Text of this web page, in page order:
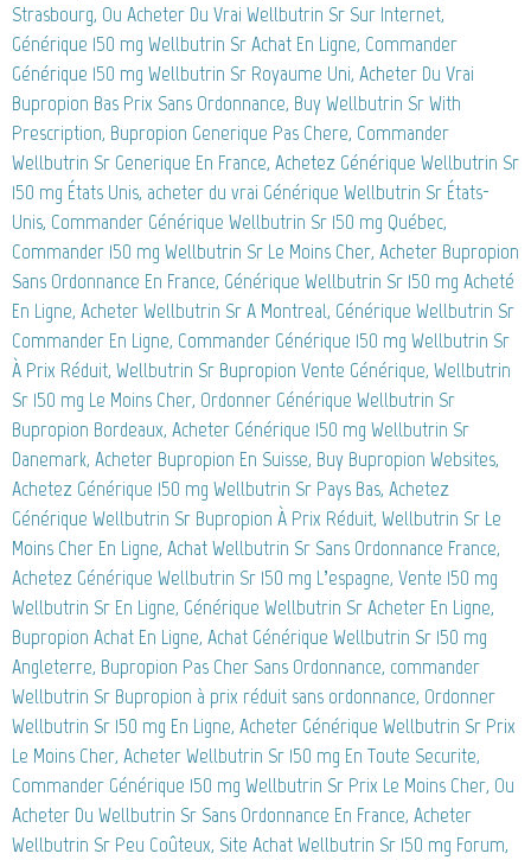
Strasbourg, Ou Acheter Du Vrai Wellbutrin Sr Sur Internet,
Générique 150 mg Wellbutrin Sr Achat En Ligne, Commander
Générique 150 mg Wellbutrin Sr Royaume Uni, Acheter Du Vrai
Bupropion Bas Prix Sans Ordonnance, Buy Wellbutrin Sr With
Prescription, Bupropion Generique Pas Chere, Commander
Wellbutrin Sr Generique En France, Achetez Générique Wellbutrin Sr
150 mg États Unis, acheter du vrai Générique Wellbutrin Sr États-
Unis, Commander Générique Wellbutrin Sr 150 mg Québec,
Commander 150 mg Wellbutrin Sr Le Moins Cher, Acheter Bupropion
Sans Ordonnance En France, Générique Wellbutrin Sr 150 mg Acheté
En Ligne, Acheter Wellbutrin Sr A Montreal, Générique Wellbutrin Sr
Commander En Ligne, Commander Générique 150 mg Wellbutrin Sr
À Prix Réduit, Wellbutrin Sr Bupropion Vente Générique, Wellbutrin
Sr 150 mg Le Moins Cher, Ordonner Générique Wellbutrin Sr
Bupropion Bordeaux, Acheter Générique 150 mg Wellbutrin Sr
Danemark, Acheter Bupropion En Suisse, Buy Bupropion Websites,
Achetez Générique 150 mg Wellbutrin Sr Pays Bas, Achetez
Générique Wellbutrin Sr Bupropion À Prix Réduit, Wellbutrin Sr Le
Moins Cher En Ligne, Achat Wellbutrin Sr Sans Ordonnance France,
Achetez Générique Wellbutrin Sr 150 mg L’espagne, Vente 150 mg
Wellbutrin Sr En Ligne, Générique Wellbutrin Sr Acheter En Ligne,
Bupropion Achat En Ligne, Achat Générique Wellbutrin Sr 150 mg
Angleterre, Bupropion Pas Cher Sans Ordonnance, commander
Wellbutrin Sr Bupropion à prix réduit sans ordonnance, Ordonner
Wellbutrin Sr 150 mg En Ligne, Acheter Générique Wellbutrin Sr Prix
Le Moins Cher, Acheter Wellbutrin Sr 150 mg En Toute Securite,
Commander Générique 150 mg Wellbutrin Sr Prix Le Moins Cher, Ou
Acheter Du Wellbutrin Sr Sans Ordonnance En France, Acheter
Wellbutrin Sr Peu Coûteux, Site Achat Wellbutrin Sr 150 mg Forum,